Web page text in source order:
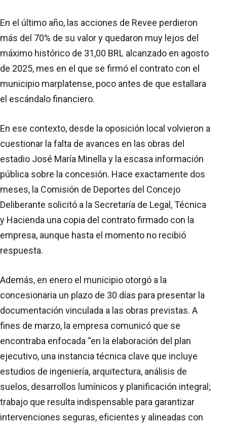
En el último año, las acciones de Revee perdieron
más del 70% de su valor y quedaron muy lejos del
máximo histórico de 31,00 BRL alcanzado en agosto
de 2025, mes en el que se firmó el contrato con el
municipio marplatense, poco antes de que estallara
el escándalo financiero.
En ese contexto, desde la oposición local volvieron a
cuestionar la falta de avances en las obras del
estadio José María Minella y la escasa información
pública sobre la concesión. Hace exactamente dos
meses, la Comisión de Deportes del Concejo
Deliberante solicitó a la Secretaría de Legal, Técnica
y Hacienda una copia del contrato firmado con la
empresa, aunque hasta el momento no recibió
respuesta.
Además, en enero el municipio otorgó a la
concesionaria un plazo de 30 días para presentar la
documentación vinculada a las obras previstas. A
fines de marzo, la empresa comunicó que se
encontraba enfocada “en la elaboración del plan
ejecutivo, una instancia técnica clave que incluye
estudios de ingeniería, arquitectura, análisis de
suelos, desarrollos lumínicos y planificación integral;
trabajo que resulta indispensable para garantizar
intervenciones seguras, eficientes y alineadas con